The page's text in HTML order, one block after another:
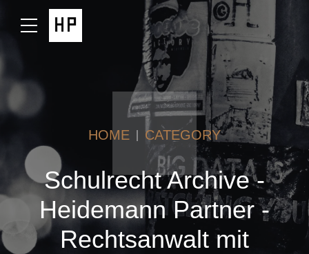
HOME CATEGORY
Schulrecht Archive -
Heidemann Partner -
Rechtsanwalt mit